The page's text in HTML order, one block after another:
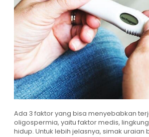
Ada 3 faktor yang bisa menyebabkan
oligospermia, yaitu faktor medis,
hidup. Untuk lebih jelasnya, simak uraian